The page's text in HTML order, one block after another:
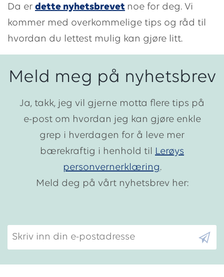
Da er dette nyhetsbrevet noe for deg. Vi
kommer med overkommelige tips og råd til
hvordan du lettest mulig kan gjøre litt.
Meld meg på nyhetsbrev
Ja, takk, jeg vil gjerne motta flere tips på
e-post om hvordan jeg kan gjøre enkle
grep i hverdagen for å leve mer
bærekraftig i henhold til Lerøys
personvernerklæring.
Meld deg på vårt nyhetsbrev her: